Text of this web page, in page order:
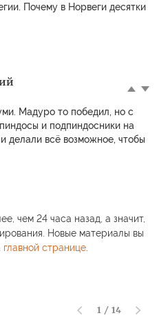
Почему в Норвеги десятки
Мадуро то победил, но с
и подпиндосники на
делали всё возможное, чтобы
чем 24 часа назад, а значит,
Новые материалы вы
главной странице.
1 / 14